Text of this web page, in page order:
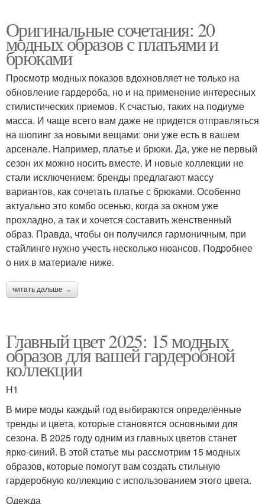
Оригинальные сочетания: 20
модных образов с платьями и
брюками
Просмотр модных показов вдохновляет не только на
обновление гардероба, но и на применение интересных
стилистических приемов. К счастью, таких на подиуме
масса. И чаще всего вам даже не придется отправляться
на шопинг за новыми вещами: они уже есть в вашем
арсенале. Например, платье и брюки. Да, уже не первый
сезон их можно носить вместе. И новые коллекции не
стали исключением: бренды предлагают массу
вариантов, как сочетать платье с брюками. Особенно
актуально это комбо осенью, когда за окном уже
прохладно, а так и хочется составить женственный
образ. Правда, чтобы он получился гармоничным, при
стайлинге нужно учесть несколько нюансов. Подробнее
о них в материале ниже.
читать дальше →
Главный цвет 2025: 15 модных
образов для вашей гардеробной
коллекции
H1
В мире моды каждый год выбираются определённые
тренды и цвета, которые становятся основными для
сезона. В 2025 году одним из главных цветов станет
ярко-синий. В этой статье мы рассмотрим 15 модных
образов, которые помогут вам создать стильную
гардеробную коллекцию с использованием этого цвета.
Одежда